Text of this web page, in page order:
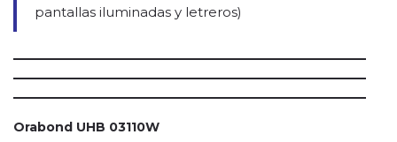
pantallas iluminadas y letreros)
Orabond UHB 03110W